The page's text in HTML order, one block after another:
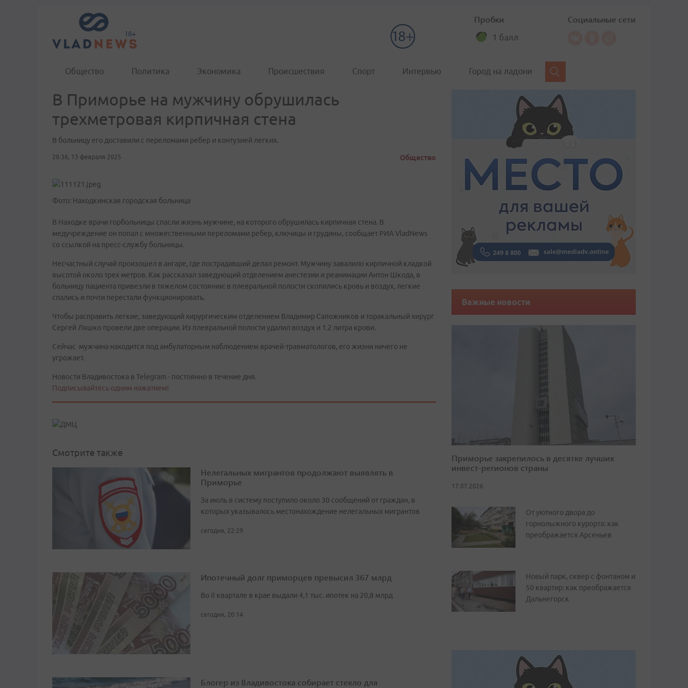
Пробки
1 балл
Социальные сети
Общество Политика Экономика Происшествия Спорт Интервью Город на ладони
В Приморье на мужчину обрушилась
трехметровая кирпичная стена
В больницу его доставили с переломами ребер и контузией легких.
20:36, 13 февраля 2025 Общество
Фото: Находкинская городская больница
В Находке врачи горбольницы спасли жизнь мужчине, на которого обрушилась кирпичная стена. В
медучреждение он попал с множественными переломами ребер, ключицы и грудины, сообщает РИА VladNews
со ссылкой на пресс-службу больницы.
Несчастный случай произошел в ангаре, где пострадавший делал ремонт. Мужчину завалило кирпичной кладкой
высотой около трех метров. Как рассказал заведующий отделением анестезии и реанимации Антон Шкода, в
больницу пациента привезли в тяжелом состоянии: в плевральной полости скопились кровь и воздух, легкие
спались и почти перестали функционировать.
Чтобы расправить легкие, заведующий хирургическим отделением Владимир Сапожников и торакальный хирург
Сергей Ляшко провели две операции. Из плевральной полости удалил воздух и 1.2 литра крови.
Сейчас мужчина находится под амбулаторным наблюдением врачей-травматологов, его жизни ничего не
угрожает.
Новости Владивостока в Telegram - постоянно в течение дня.
Подписывайтесь одним нажатием!
Смотрите также
Нелегальных мигрантов продолжают выявлять в
Приморье
За июль в систему поступило около 30 сообщений от граждан, в
которых указывалось местонахождение нелегальных мигрантов
сегодня, 22:29
Ипотечный долг приморцев превысил 367 млрд
Во II квартале в крае выдали 4,1 тыс. ипотек на 20,8 млрд
сегодня, 20:14
Блогер из Владивостока собирает стекло для
Важные новости
Приморье закрепилось в десятке лучших
инвест-регионов страны
17.07.2026
От уютного двора до
горнолыжного курорта: как
преображается Арсеньев
Новый парк, сквер с фонтаном и
50 квартир: как преображается
Дальнегорск